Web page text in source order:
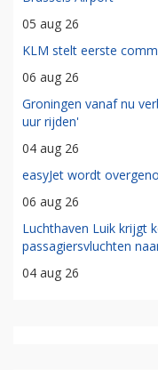
05 aug 26
KLM stelt eerste
06 aug 26
Groningen vanaf nu
uur rijden'
04 aug 26
easyJet wordt
06 aug 26
Luchthaven Luik krijgt
passagiersvluchten
04 aug 26